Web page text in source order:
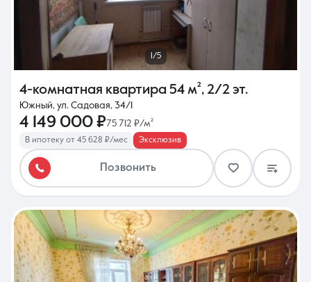
1/5
4-комнатная квартира 54 м², 2/2 эт.
Южный, ул. Садовая, 34/1
4 149 000 ₽75 712 ₽/м²
В ипотеку от 45 628 ₽/мес Эксклюзив
Позвонить